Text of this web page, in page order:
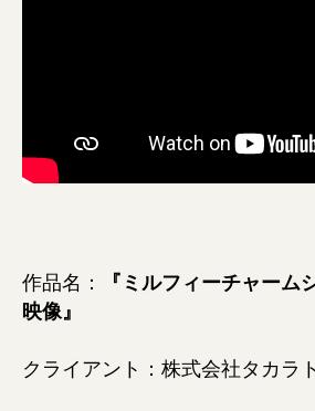
作品名：
『ミルフィーチャーム
映像』
クライアント：株式会社タカラ